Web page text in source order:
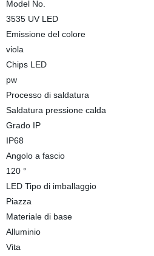
Model No.
3535 UV LED
Emissione del colore
viola
Chips LED
pw
Processo di saldatura
Saldatura pressione calda
Grado IP
IP68
Angolo a fascio
120 °
LED Tipo di imballaggio
Piazza
Materiale di base
Alluminio
Vita